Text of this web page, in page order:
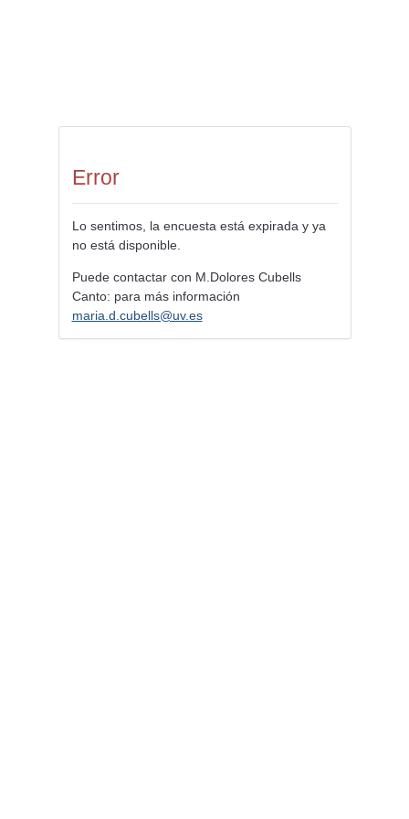
Error
Lo sentimos, la encuesta está expirada y ya
no está disponible.
Puede contactar con M.Dolores Cubells
Canto: para más información
maria.d.cubells@uv.es